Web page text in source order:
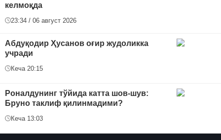
келмоқда
23:34 / 06 август 2026
Абдуқодир Ҳусанов оғир жудоликка
учради
Кеча 20:15
Роналдунинг тўйида катта шов-шув:
Бруно таклиф қилинмадими?
Кеча 13:03